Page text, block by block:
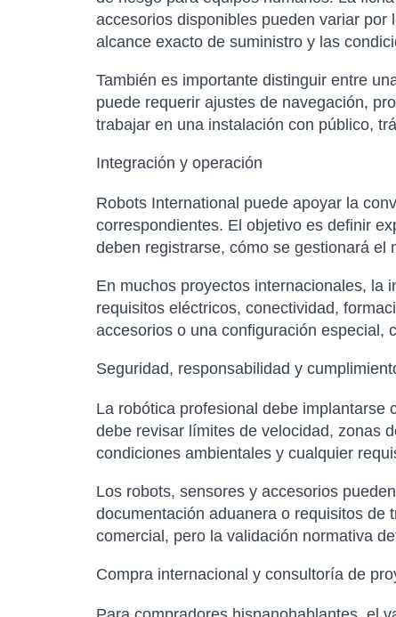
accesorios disponibles pueden variar por
alcance exacto de suministro y las
También es importante distinguir entre
puede requerir ajustes de navegación,
trabajar en una instalación con público,
Integración y operación
Robots International puede apoyar la
correspondientes. El objetivo es definir
deben registrarse, cómo se gestionará el
En muchos proyectos internacionales, la
requisitos eléctricos, conectividad,
accesorios o una configuración especial,
Seguridad, responsabilidad y
La robótica profesional debe implantarse
debe revisar límites de velocidad, zonas
condiciones ambientales y cualquier
Los robots, sensores y accesorios
documentación aduanera o requisitos de
comercial, pero la validación normativa
Compra internacional y consultoría de